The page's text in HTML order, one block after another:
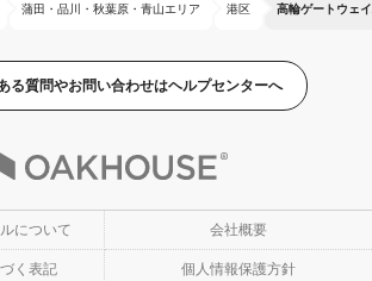
蒲田・品川・秋葉原・青山エリア 港区 高輪ゲートウェ
る質問やお問い合わせはヘルプセンターへ
について 会社概要
く表記 個人情報保護方針